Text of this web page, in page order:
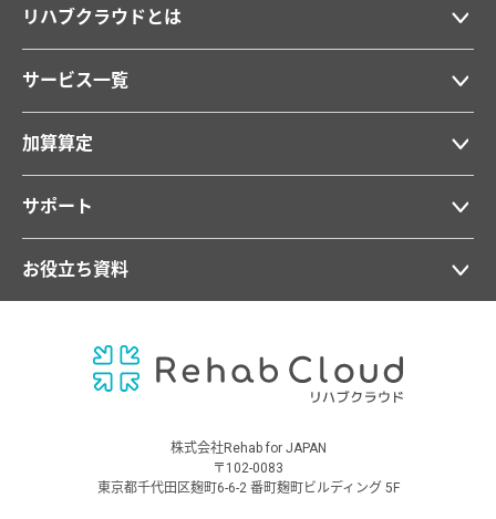
リハブクラウドとは
サービス一覧
加算算定
サポート
お役立ち資料
株式会社Rehab for JAPAN
〒102-0083
東京都千代田区麹町6-6-2 番町麹町ビルディング 5F